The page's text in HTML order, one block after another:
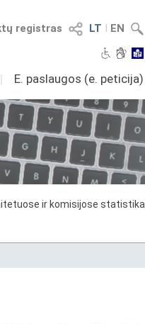
LT I EN
registras
I E. paslaugos (e. peticija)
ir komisijose statistika